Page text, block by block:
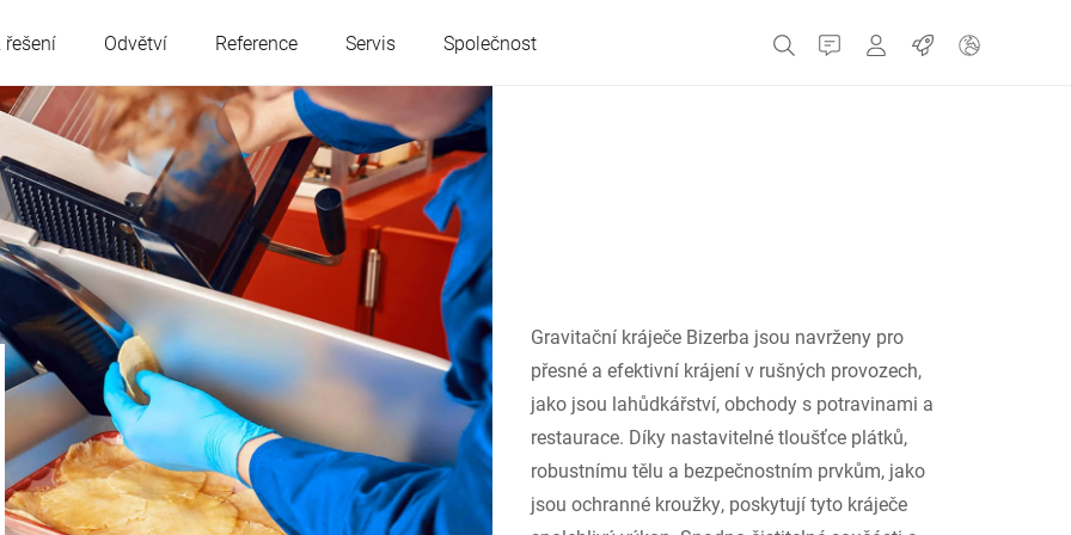
řešení Odvětví Reference Servis Společnost Kontakt MyBizerba
Práce
Rakousko Belgie
Francie Německo
Maďarsko Itálie Holandsko
Polsko Portugalsko Rusko
Srbsko Slovensko Španělsko
Gravitační kráječe Bizerba jsou navrženy pro
přesné a efektivní krájení v rušných provozech,
jako jsou lahůdkářství, obchody s potravinami a
restaurace. Díky nastavitelné tloušťce plátků,
robustnímu tělu a bezpečnostním prvkům, jako
jsou ochranné kroužky, poskytují tyto kráječe